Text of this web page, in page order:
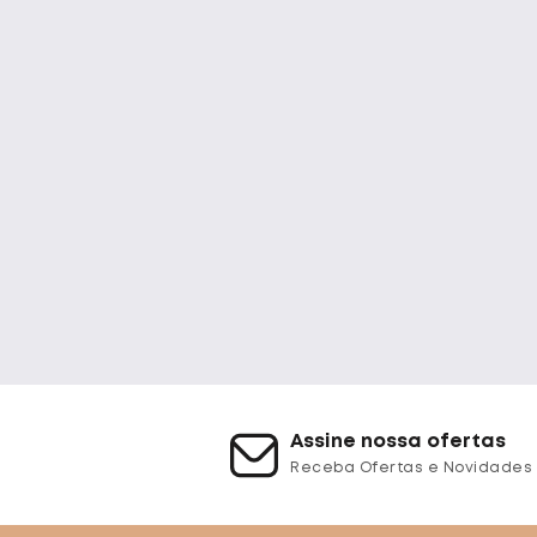
Assine nossa ofertas
Receba Ofertas e Novidades